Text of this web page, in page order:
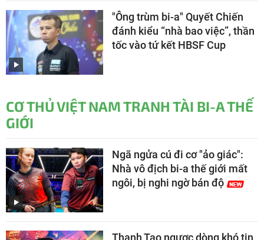
"Ông trùm bi-a" Quyết Chiến
đánh kiểu “nhà bao việc”, thần
tốc vào tứ kết HBSF Cup
CƠ THỦ VIỆT NAM TRANH TÀI BI-A THẾ
GIỚI
Ngã ngửa cú đi cơ "ảo giác":
Nhà vô địch bi-a thế giới mất
ngôi, bị nghi ngờ bán độ
Thanh Tạo ngược dòng khó tin